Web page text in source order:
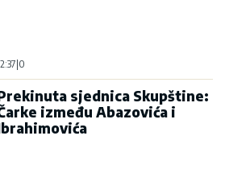
0
sjednica Skupštine:
između Abazovića i